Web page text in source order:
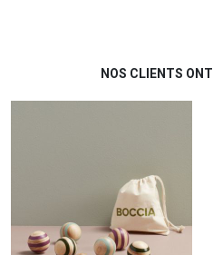
NOS CLIENTS